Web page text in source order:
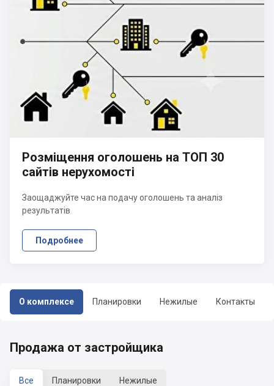
О комплексе Планировки Нежилые Контакты
Розміщення оголошень на ТОП 30
сайтів нерухомості
Заощаджуйте час на подачу оголошень та аналіз
результатів
Подробнее
Продажа от застройщика
Все Планировки Нежилые